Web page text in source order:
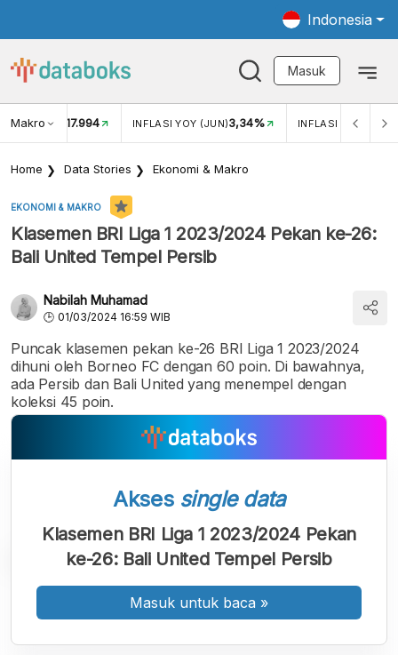
Indonesia
Masuk
Makro
USD/IDR 17.994 INFLASI YOY (JUN)3,34% INFLASI MOM
Home Data Stories Ekonomi & Makro
EKONOMI & MAKRO
Klasemen BRI Liga 1 2023/2024 Pekan ke-26:
Bali United Tempel Persib
Nabilah Muhamad
01/03/2024 16:59 WIB
Puncak klasemen pekan ke-26 BRI Liga 1 2023/2024
dihuni oleh Borneo FC dengan 60 poin. Di bawahnya,
ada Persib dan Bali United yang menempel dengan
koleksi 45 poin.
Akses single data
Klasemen BRI Liga 1 2023/2024 Pekan
ke-26: Bali United Tempel Persib
Masuk untuk baca »